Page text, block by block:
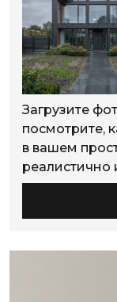
Загрузите
посмотрите,
в вашем
реалистично